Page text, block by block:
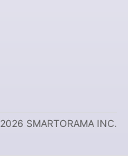
SMARTORAMA INC.